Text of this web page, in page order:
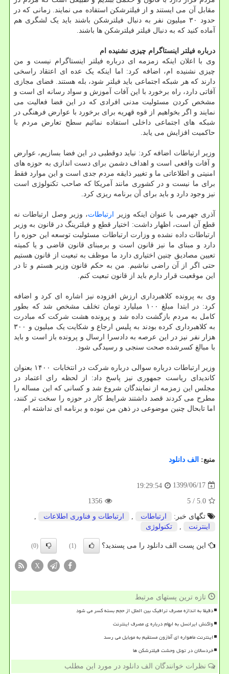
مقابل آن می ایستند و از فیلترشکن استفاده می نمایند. زمانی که در
حدود ۳۰ میلیون نفر به دنبال فیلترشکن باشند باید یک لشگری هم
آماده کنید که به دنبال فیلتر فیلترشکن ها باشند.
درباره فیلتر اینستاگرام چیزی نشنیده ام
وی با اعلان اینکه زمزمه ای درباره فیلتر اینستاگرام نیست و من
چیزی نشنیده ام، اضافه کرد: اما اینکه یک عده ای اعتقاد راسخی
دارند که هر شبکه اجتماعی باید فیلتر شود، بله هستند. فضای مجازی
آفاتی دارد، راه برخورد با این آفات آموزش و سواد رسانه ای است و
مشخص کردن مسئولیت مدنی افرادی که در این فضا فعالیت می
نمایند و اگر بخواهیم از قوه قهریه برای برخورد با عوارض فرهنگی در
شبکه های اجتماعی داخلی استفاده نمائیم سطح تعارض مردم با
حاکمیت افزایش می یابد.
وزیر ارتباطات اضافه کرد: نباید دوقطبی در این فضا بسازیم، عوارض
و آفات واقعی است و اهداف دشمن برای دست اندازی به حوزه های
امنیتی و اطلاعاتی ما و تغییر ذایقه مردم جدی است و این موارد فقط
برای ما نیست و در کشوری مانند آمریکا که صاحب تکنولوژی است
نیز وجود دارد و باید برای آن برنامه ریزی کرد.
آذری جهرمی با عنوان اینکه وزیر ارتباطات، وزیر وصل ارتباطات نه
قطع آن است، اظهار داشت: اختیار قطع و فیلترینگ در قانون به وزیر
ارتباطات داده نشده و وزارت ارتباطات مسئولیت توسعه این حوزه را
دارد و مبنای ما نیز قانون است و برمبنای قانون قاضی و یا کمیته
تعیین مصادیق چنین اختیاری دارد ما موظف به تبعیت از قانون هستیم
حتی اگر از آن راضی نباشیم. من به حکم قانون وزیر هستم و تا در
این موقعیت قرار دارم باید از قانون تبعیت کنم.
وی به پرونده کلاهبرداری ارزش افزوده نیز اشاره ای کرد و اضافه
کرد: در ابتدا مبلغ ۱۰۰ میلیارد تومان تخلف مشخص شد که بطور
کامل به مردم بازگشت داده شد و پرونده هشت شرکت که مبادرت
به کلاهبرداری کرده بودند به پلیس ارجاع و شکایت یک میلیون و ۳۰۰
هزار نفر نیز در این عرصه به دادسرا ارسال و پرونده باز است و باید
با مبالغ کسرشده صحت سنجی و رسیدگی شود.
وزیر ارتباطات درباره سوالی درباره شرکت در انتخابات ۱۴۰۰ بعنوان
کاندیدای ریاست جمهوری نیز پاسخ داد: از لحظه رای اعتماد در
مجلس این زمزمه از نمایندگان شروع شد و کسانی که این مساله را
مطرح می کردند قصد داشتند شرایط کار در حوزه را سخت تر کنند،
اما تابحال چنین موضوعی در ذهن من نبوده و برنامه ای نداشته ام.
منبع: الف دانلود
1399/06/17
19:29:54
5.0
/ 5
1356
تگهای خبر:
ارتباطات , ارتباطات و فناوری اطلاعات
,
اینترنت
, تكنولوژی
این پست الف دانلود را می پسندید؟ (1)
(0)
X
تازه ترین پستهای مرتبط
دقیقا به اندازه مصرف ترافیک بین الملل از حجم بسته کسر می شود
واکنش ایرانسل به ابهام درباره ی مصرف اینترنت
اینترنت ماهواره ای آمازون مستقیم به موبایل می رسد
خردسالان در تونل وحشت فیلترشکن ها
نظرات خوانندگان الف دانلود در مورد این مطلب